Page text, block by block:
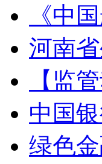
《中
河南
【监
中国
绿色